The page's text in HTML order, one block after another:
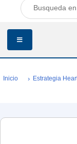
Inicio Estrategia